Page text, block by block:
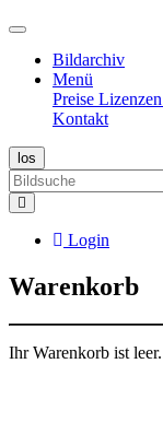
Bildarchiv
Menü
Preise Lizenzen
Kontakt
Login
Warenkorb
Ihr Warenkorb ist leer.